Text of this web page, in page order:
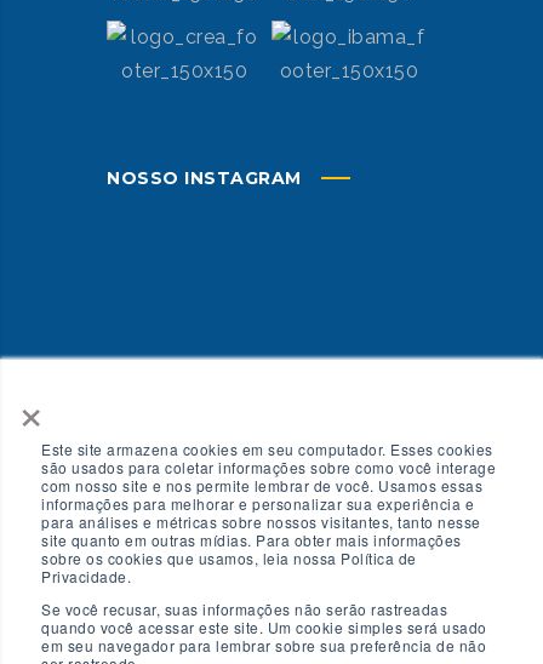
×
Este site armazena cookies em seu computador. Esses cookies
são usados para coletar informações sobre como você interage
com nosso site e nos permite lembrar de você. Usamos essas
informações para melhorar e personalizar sua experiência e
para análises e métricas sobre nossos visitantes, tanto nesse
site quanto em outras mídias. Para obter mais informações
sobre os cookies que usamos, leia nossa Política de
Privacidade.
Se você recusar, suas informações não serão rastreadas
quando você acessar este site. Um cookie simples será usado
em seu navegador para lembrar sobre sua preferência de não
NOSSO INSTAGRAM